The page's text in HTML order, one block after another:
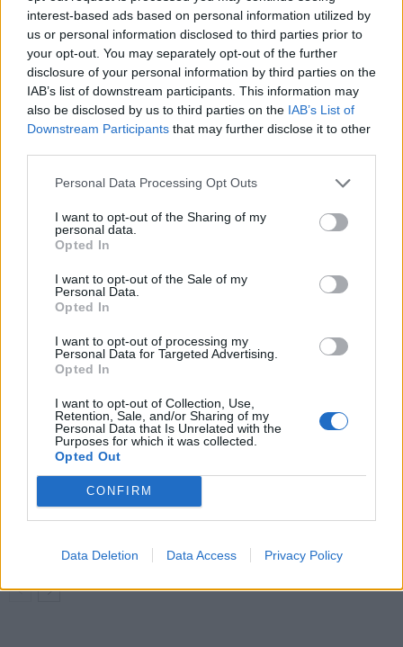
interest-based ads based on personal information utilized by
us or personal information disclosed to third parties prior to
your opt-out. You may separately opt-out of the further
disclosure of your personal information by third parties on the
IAB’s list of downstream participants. This information may
also be disclosed by us to third parties on the IAB’s List of
Downstream Participants that may further disclose it to other
Personal Data Processing Opt Outs
I want to opt-out of the Sharing of my
personal data.
Opted In
I want to opt-out of the Sale of my
Personal Data.
Opted In
I want to opt-out of processing my
Personal Data for Targeted Advertising.
Opted In
I want to opt-out of Collection, Use,
Retention, Sale, and/or Sharing of my
Personal Data that Is Unrelated with the
Purposes for which it was collected.
Opted Out
CONFIRM
Data Deletion Data Access Privacy Policy
Předchozí článek
Dealer policistům tvrdil, že je jen
vášnivý zahrádkář
Následující článek
S chladnějším počasím zloději
zřejmě doplňují šatník, ale myslí
VÍCE OD AUTORA
Zpravodajství
výborné podmínky. Horší voda je jen na
Živohošti
Zpravodajství
Příbram modernizuje parkovací automaty.
Přibudou i tři nové poblíž Svaté Hory
Středočeský kraj upravil pravidla soutěže.
Obce nově získají body i za předcházení
vzniku odpadu